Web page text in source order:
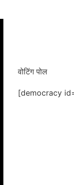
वोटिंग पोल
[democracy